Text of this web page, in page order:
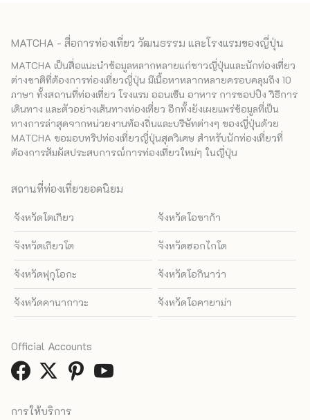
MATCHA - สื่อการท่องเที่ยว วัฒนธรรม และโรงแรมของญี่ปุ่น
MATCHA เป็นสื่อแนะนำข้อมูลหลากหลายแก่ชาวญี่ปุ่นและนักท่องเที่ยว
ต่างชาติที่ต้องการท่องเที่ยวญี่ปุ่น มีเนื้อหาหลากหลายครอบคลุมถึง 10
ภาษา ทั้งสถานที่ท่องเที่ยว โรงแรม ออนเซ็น อาหาร การชอปปิง วิธีการ
เดินทาง และตัวอย่างเส้นทางท่องเที่ยว อีกทั้งยังเผยแพร่ข้อมูลที่เป็น
ทางการล่าสุดจากหน่วยงานท้องถิ่นและบริษัทต่างๆ ของญี่ปุ่นด้วย
MATCHA ขอมอบทริปท่องเที่ยวญี่ปุ่นสุดวิเศษ สำหรับนักท่องเที่ยวที่
ต้องการสัมผัสประสบการณ์การท่องเที่ยวใหม่ๆ ในญี่ปุ่น
สถานที่ท่องเที่ยวยอดนิยม
จังหวัดโตเกียว จังหวัดโอซาก้า
จังหวัดเกียวโต จังหวัดฮอกไกโด
จังหวัดฟุกุโอกะ จังหวัดโอกินาว่า
จังหวัดคานากาวะ จังหวัดโอคายาม่า
การให้บริการ
Official Accounts